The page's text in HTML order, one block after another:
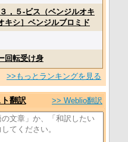
，５‐ビス（ベンジルオキ
キシ］ベンジルブロミド
回転受け身
>>もっとランキングを見る
翻訳 >> Weblio翻訳